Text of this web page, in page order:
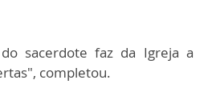
sacerdote faz da Igreja a
completou.